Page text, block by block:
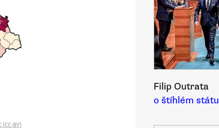
Filip Outrata
o štíhlém státu